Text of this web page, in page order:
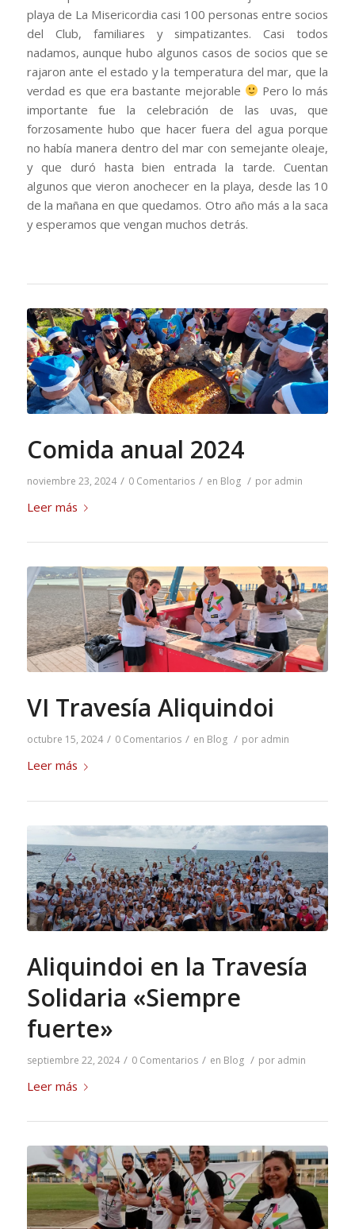
playa de La Misericordia casi 100 personas entre socios
del Club, familiares y simpatizantes. Casi todos
nadamos, aunque hubo algunos casos de socios que se
rajaron ante el estado y la temperatura del mar, que la
verdad es que era bastante mejorable
Pero lo más
importante fue la celebración de las uvas, que
forzosamente hubo que hacer fuera del agua porque
no había manera dentro del mar con semejante oleaje,
y que duró hasta bien entrada la tarde. Cuentan
algunos que vieron anochecer en la playa, desde las 10
de la mañana en que quedamos. Otro año más a la saca
y esperamos que vengan muchos detrás.
Comida anual 2024
noviembre 23, 2024 / 0 Comentarios / en Blog / por admin
Leer más
VI Travesía Aliquindoi
octubre 15, 2024 / 0 Comentarios / en Blog / por admin
Leer más
Aliquindoi en la Travesía
Solidaria «Siempre
fuerte»
septiembre 22, 2024 / 0 Comentarios / en Blog / por admin
Leer más